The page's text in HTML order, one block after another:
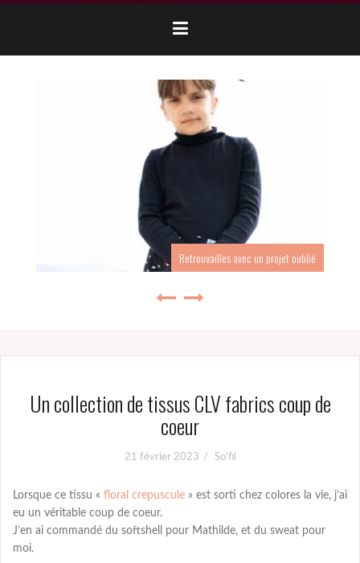
Ma chemise Kolbert de Melle Malabar
Un collection de tissus CLV fabrics coup de
coeur
21 février 2023 So'fil
Lorsque ce tissu « floral crepuscule » est sorti chez colores la vie, j’ai
eu un véritable coup de coeur.
J’en ai commandé du softshell pour Mathilde, et du sweat pour
moi.